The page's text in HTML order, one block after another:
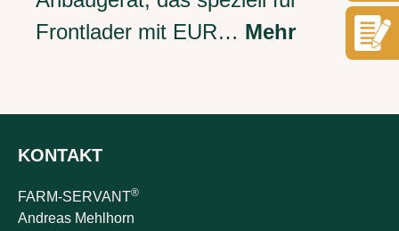
Frontlader mit EUR… Mehr
KONTAKT
FARM-SERVANT®
Andreas Mehlhorn